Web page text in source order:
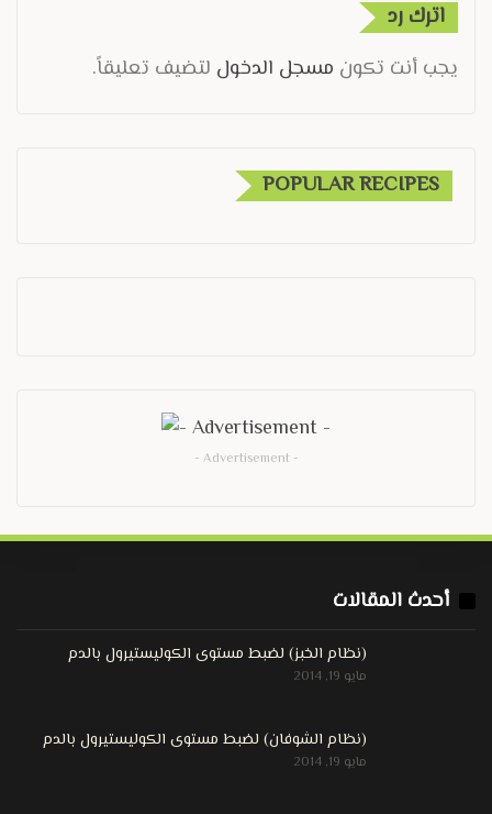
اترك رد
يجب أنت تكون مسجل الدخول لتضيف تعليقاً.
POPULAR RECIPES
- Advertisement -
أحدث المقالات
(نظام الخبز) لضبط مستوى الكوليستيرول بالدم
مايو 19, 2014
(نظام الشوفان) لضبط مستوى الكوليستيرول بالدم
مايو 19, 2014